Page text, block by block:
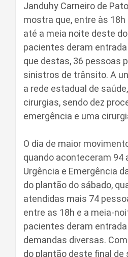
Janduhy Carneiro de
mostra que, entre às
até a meia noite deste
pacientes deram
que destas, 36 pessoas
sinistros de trânsito. A
a rede estadual de
cirurgias, sendo dez
emergência e uma
O dia de maior
quando aconteceram 94
Urgência e Emergência
do plantão do sábado,
atendidas mais 74
entre as 18h e a meia-
pacientes deram
demandas diversas.
do plantão deste final de